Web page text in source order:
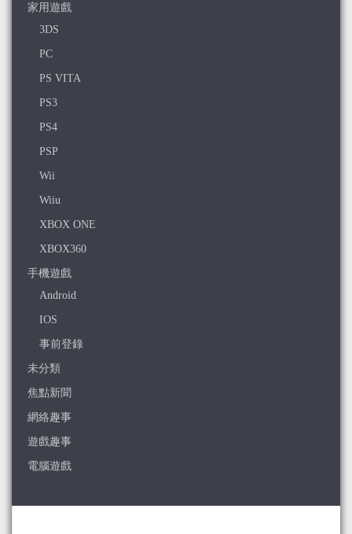
家用遊戲
3DS
PC
PS VITA
PS3
PS4
PSP
Wii
Wiiu
XBOX ONE
XBOX360
手機遊戲
Android
IOS
事前登錄
未分類
焦點新聞
網絡趣事
遊戲趣事
電腦遊戲